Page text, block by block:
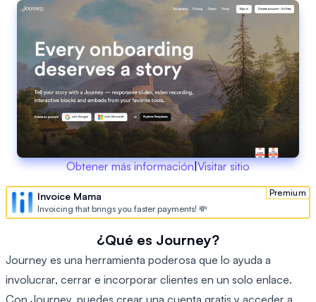
Obtener más información|Visitar sitio
Premium
Invoice Mama
Invoicing that brings you faster payments! 💸
¿Qué es Journey?
Journey es una herramienta poderosa que lo ayuda a
involucrar, cerrar e incorporar clientes en un solo enlace.